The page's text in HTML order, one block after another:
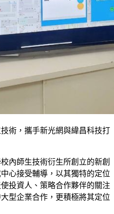
術，攜手新光網與緯昌科技打
內師生技術衍生所創立的新創
心接受輔導，以其獨特的定位
投資人、策略合作夥伴的關注
型企業合作，更積極將其定位